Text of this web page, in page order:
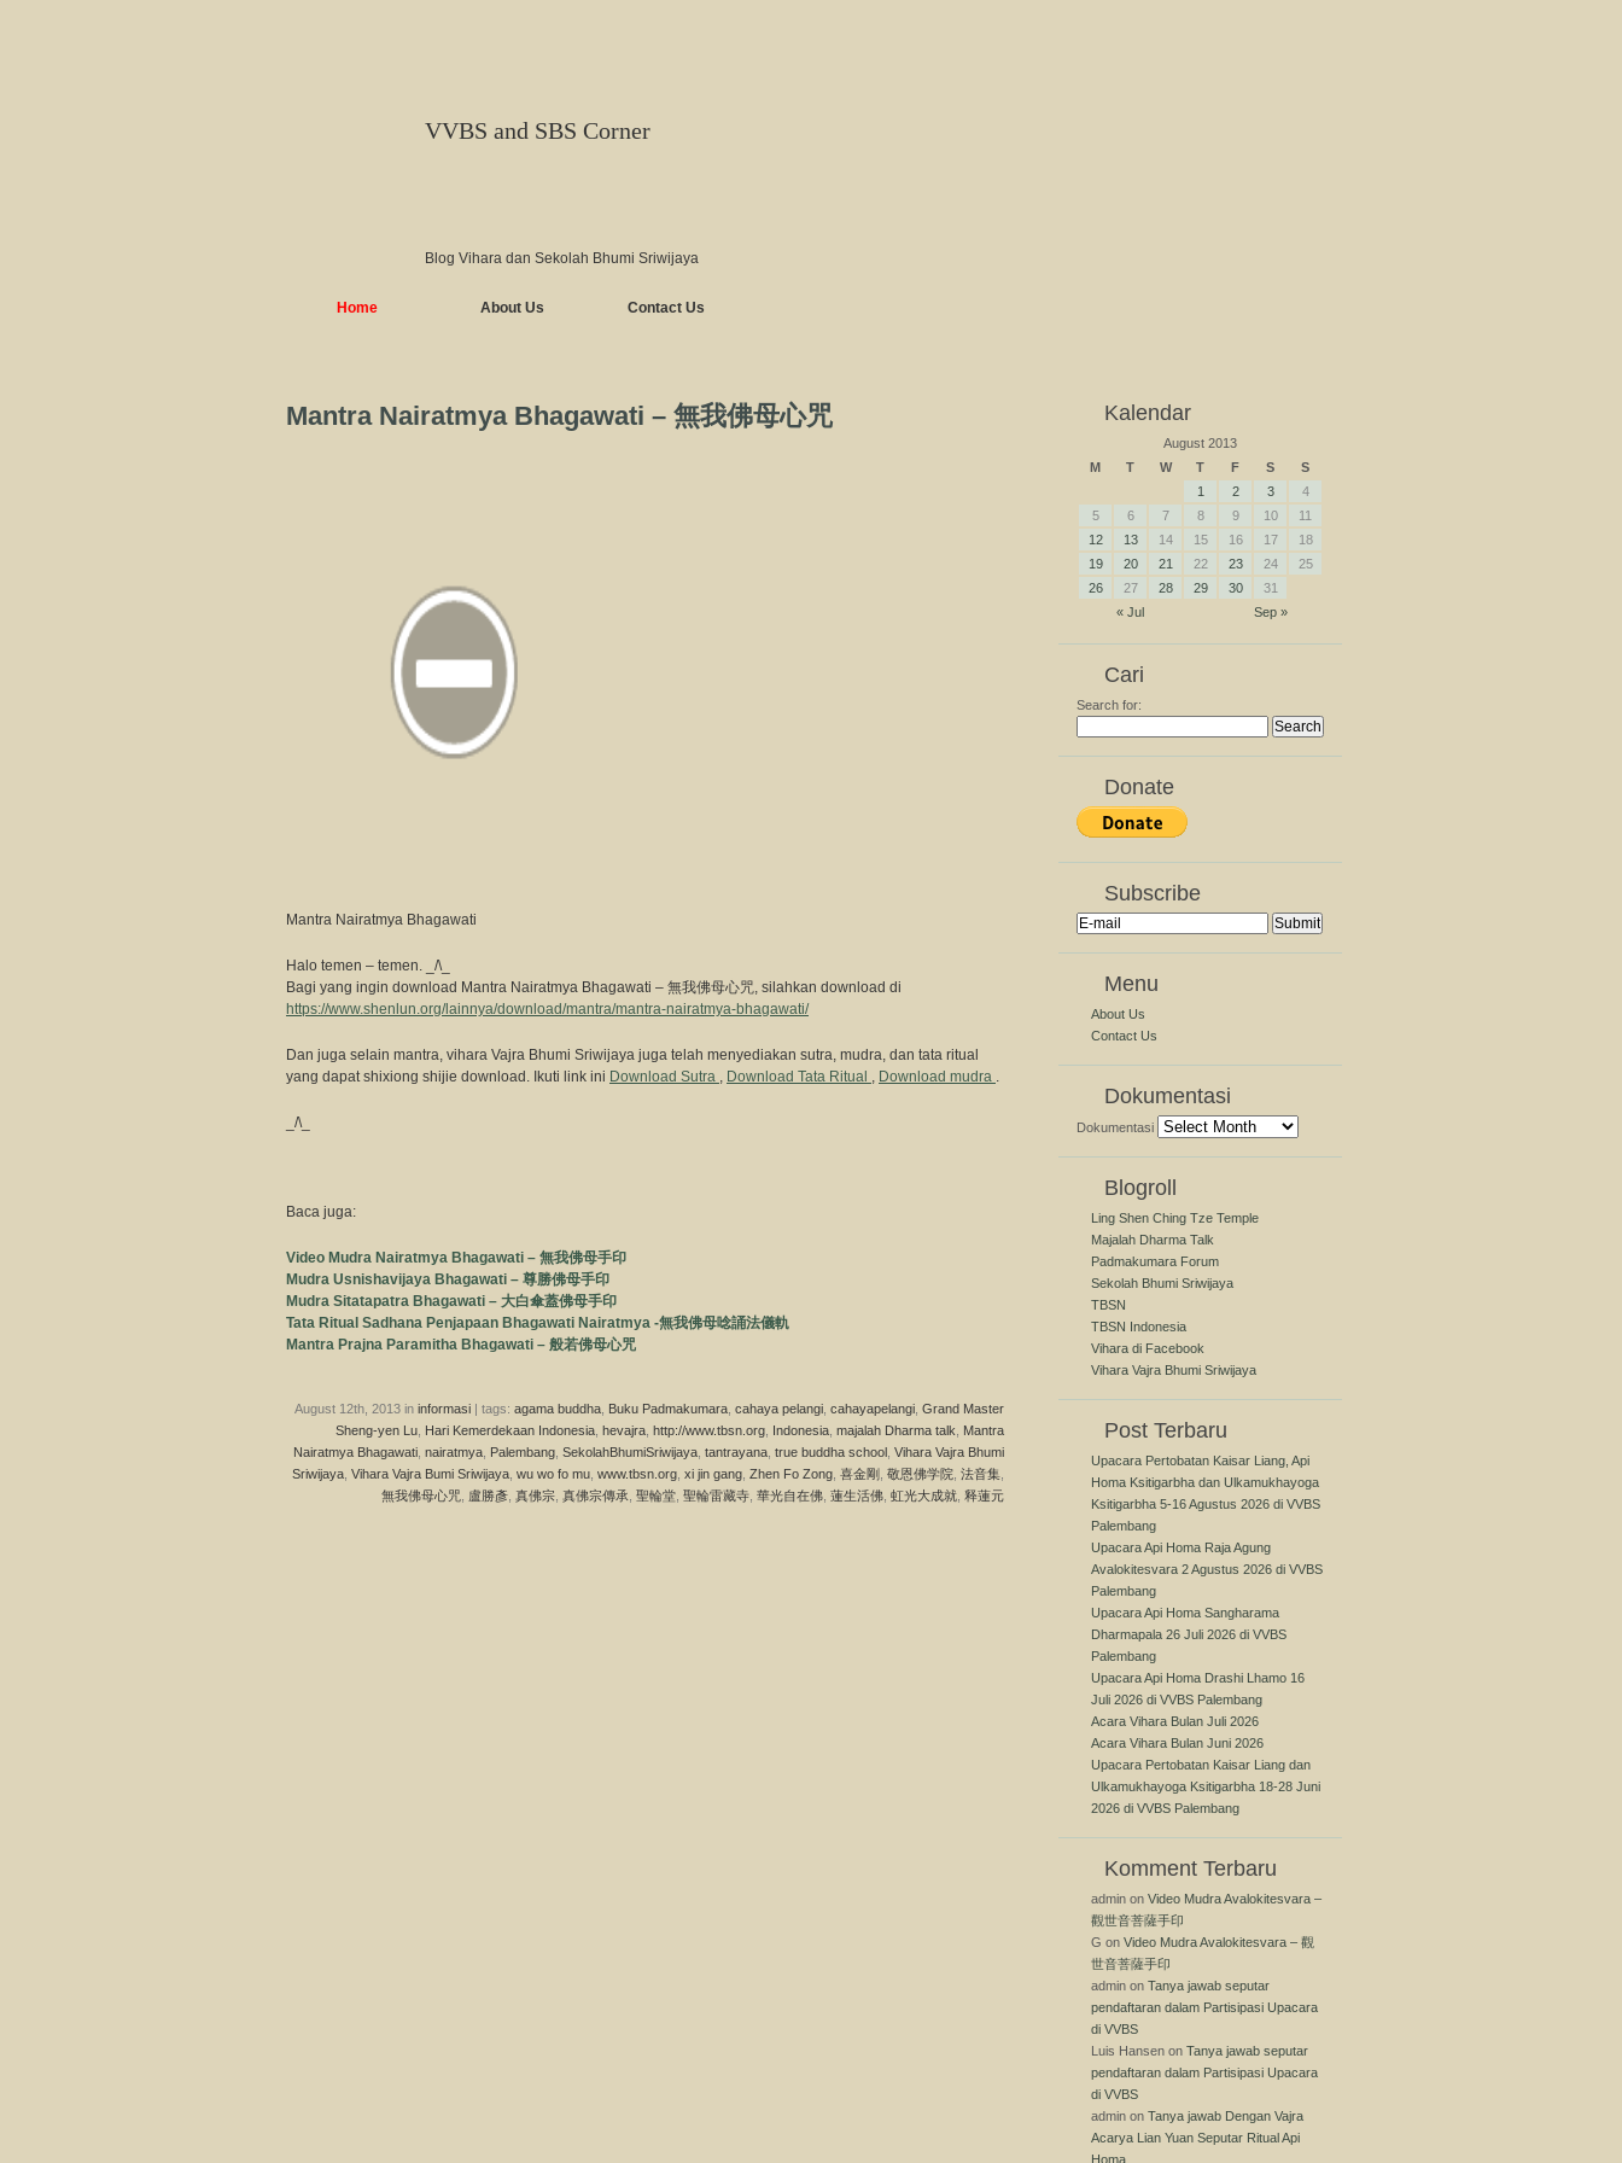
VVBS and SBS Corner
Blog Vihara dan Sekolah Bhumi Sriwijaya
Home About Us Contact Us
Mantra Nairatmya Bhagawati – 無我佛母心咒
Mantra Nairatmya Bhagawati
Halo temen – temen. _/\_
Bagi yang ingin download Mantra Nairatmya Bhagawati – 無我佛母心咒, silahkan download di
https://www.shenlun.org/lainnya/download/mantra/mantra-nairatmya-bhagawati/
Dan juga selain mantra, vihara Vajra Bhumi Sriwijaya juga telah menyediakan sutra, mudra, dan tata ritual
yang dapat shixiong shijie download. Ikuti link ini Download Sutra , Download Tata Ritual , Download mudra .
_/\_
Baca juga:
Video Mudra Nairatmya Bhagawati – 無我佛母手印
Mudra Usnishavijaya Bhagawati – 尊勝佛母手印
Mudra Sitatapatra Bhagawati – 大白傘蓋佛母手印
Tata Ritual Sadhana Penjapaan Bhagawati Nairatmya -無我佛母唸誦法儀軌
Mantra Prajna Paramitha Bhagawati – 般若佛母心咒
August 12th, 2013 in informasi | tags: agama buddha Buku Padmakumara cahaya pelangi cahayapelangi Grand Master
Sheng-yen Lu Hari Kemerdekaan Indonesia hevajra http://www.tbsn.org Indonesia majalah Dharma talk
Mantra
Nairatmya Bhagawati nairatmya Palembang SekolahBhumiSriwijaya tantrayana true buddha school Vihara Vajra Bhumi
Sriwijaya Vihara Vajra Bumi Sriwijaya wu wo fo mu www.tbsn.org xi jin gang Zhen Fo Zong 喜金剛 敬恩佛学院 法音集
無我佛母心咒
盧勝彥 真佛宗 真佛宗傳承 聖輪堂 聖輪雷藏寺 華光自在佛 蓮生活佛 虹光大成就 释蓮元
Kalendar
August 2013
M
T W T F S S
« Jul Sep »
1 2 3
4
5
6 7 8 9 10
11
12
13 14 15 16 17
18
19
20 21 22 23 24
25
26
27 28 29 30 31
Cari
Search for:
Donate
Subscribe
Menu
About Us
Contact Us
Dokumentasi
Dokumentasi
Blogroll
Ling Shen Ching Tze Temple
Majalah Dharma Talk
Padmakumara Forum
Sekolah Bhumi Sriwijaya
TBSN
TBSN Indonesia
Vihara di Facebook
Vihara Vajra Bhumi Sriwijaya
Post Terbaru
Upacara Pertobatan Kaisar Liang, Api
Homa Ksitigarbha dan Ulkamukhayoga
Ksitigarbha 5-16 Agustus 2026 di VVBS
Palembang
Upacara Api Homa Raja Agung
Avalokitesvara 2 Agustus 2026 di VVBS
Palembang
Upacara Api Homa Sangharama
Dharmapala 26 Juli 2026 di VVBS
Palembang
Upacara Api Homa Drashi Lhamo 16
Juli 2026 di VVBS Palembang
Acara Vihara Bulan Juli 2026
Acara Vihara Bulan Juni 2026
Upacara Pertobatan Kaisar Liang dan
Ulkamukhayoga Ksitigarbha 18-28 Juni
2026 di VVBS Palembang
Komment Terbaru
admin on Video Mudra Avalokitesvara –
觀世音菩薩手印
G on Video Mudra Avalokitesvara – 觀
世音菩薩手印
admin on Tanya jawab seputar
pendaftaran dalam Partisipasi Upacara
di VVBS
Luis Hansen on Tanya jawab seputar
pendaftaran dalam Partisipasi Upacara
di VVBS
admin on Tanya jawab Dengan Vajra
Acarya Lian Yuan Seputar Ritual Api
Homa